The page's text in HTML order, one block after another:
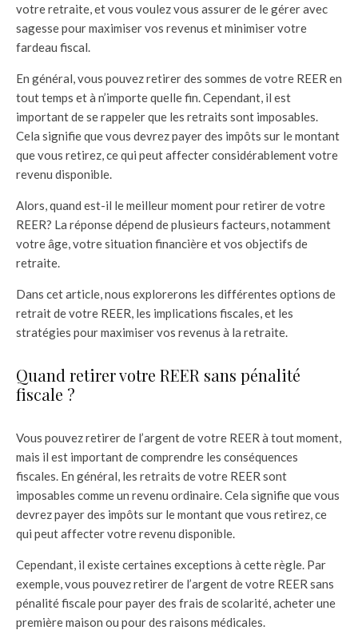
votre retraite, et vous voulez vous assurer de le gérer avec
sagesse pour maximiser vos revenus et minimiser votre
fardeau fiscal.
En général, vous pouvez retirer des sommes de votre REER en
tout temps et à n’importe quelle fin. Cependant, il est
important de se rappeler que les retraits sont imposables.
Cela signifie que vous devrez payer des impôts sur le montant
que vous retirez, ce qui peut affecter considérablement votre
revenu disponible.
Alors, quand est-il le meilleur moment pour retirer de votre
REER? La réponse dépend de plusieurs facteurs, notamment
votre âge, votre situation financière et vos objectifs de
retraite.
Dans cet article, nous explorerons les différentes options de
retrait de votre REER, les implications fiscales, et les
stratégies pour maximiser vos revenus à la retraite.
Quand retirer votre REER sans pénalité
fiscale ?
Vous pouvez retirer de l’argent de votre REER à tout moment,
mais il est important de comprendre les conséquences
fiscales. En général, les retraits de votre REER sont
imposables comme un revenu ordinaire. Cela signifie que vous
devrez payer des impôts sur le montant que vous retirez, ce
qui peut affecter votre revenu disponible.
Cependant, il existe certaines exceptions à cette règle. Par
exemple, vous pouvez retirer de l’argent de votre REER sans
pénalité fiscale pour payer des frais de scolarité, acheter une
première maison ou pour des raisons médicales.